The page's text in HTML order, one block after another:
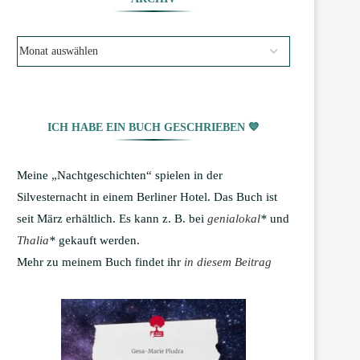
ICH HABE EIN BUCH GESCHRIEBEN 💙
Meine „Nachtgeschichten“ spielen in der
Silvesternacht in einem Berliner Hotel. Das Buch ist
seit März erhältlich. Es kann z. B. bei genialokal* und
Thalia* gekauft werden.
Mehr zu meinem Buch findet ihr in diesem Beitrag